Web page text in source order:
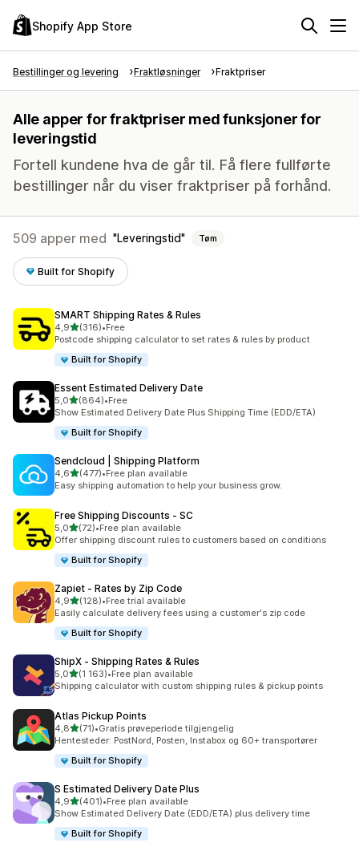
Shopify App Store
Bestillinger og levering Fraktløsninger Fraktpriser
Alle apper for fraktpriser med funksjoner for
leveringstid
Fortell kundene hva de går til. Få flere fullførte
bestillinger når du viser fraktpriser på forhånd.
509 apper med Leveringstid Tøm
Built for Shopify
SMART Shipping Rates & Rules
4,9av 5 stjerner
(316)
Totalt 316 omtaler
•Free
Postcode shipping calculator to set rates & rules by product
Built for Shopify
Essent Estimated Delivery Date
5,0av 5 stjerner
(864)
Totalt 864 omtaler
•Free
Show Estimated Delivery Date Plus Shipping Time (EDD/ETA)
Built for Shopify
Sendcloud | Shipping Platform
4,6av 5 stjerner
(477)
Totalt 477 omtaler
•Free plan available
Easy shipping automation to help your business grow.
Free Shipping Discounts ‑ SC
5,0av 5 stjerner
(72)
Totalt 72 omtaler
•Free plan available
Offer shipping discount rules to customers based on conditions
Built for Shopify
Zapiet ‑ Rates by Zip Code
4,9av 5 stjerner
(128)
Totalt 128 omtaler
•Free trial available
Easily calculate delivery fees using a customer's zip code
Built for Shopify
ShipX ‑ Shipping Rates & Rules
5,0av 5 stjerner
(1 163)
Totalt 1163 omtaler
•Free plan available
Shipping calculator with custom shipping rules & pickup points
Atlas Pickup Points
4,8av 5 stjerner
(71)
Totalt 71 omtaler
•Gratis prøveperiode tilgjengelig
Hentesteder: PostNord, Posten, Instabox og 60+ transportører
Built for Shopify
S Estimated Delivery Date Plus
4,9av 5 stjerner
(401)
Totalt 401 omtaler
•Free plan available
Show Estimated Delivery Date (EDD/ETA) plus delivery time
Built for Shopify